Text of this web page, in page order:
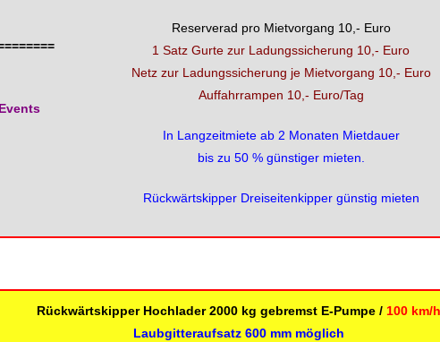
Reserverad pro Mietvorgang 10,- Euro
1 Satz Gurte zur Ladungssicherung 10,- Euro
Netz zur Ladungssicherung je Mietvorgang 10,- Euro
Auffahrrampen 10,- Euro/Tag
In Langzeitmiete ab 2 Monaten Mietdauer
bis zu 50 % günstiger mieten.
Rückwärtskipper Dreiseitenkipper günstig mieten
Rückwärtskipper Hochlader 2000 kg gebremst E-Pumpe / 100 km/
Laubgitteraufsatz 600 mm möglich